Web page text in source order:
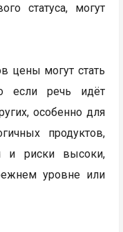
статуса, могут
цены могут стать
если речь идёт
особенно для
продуктов,
и риски высоки,
уровне или